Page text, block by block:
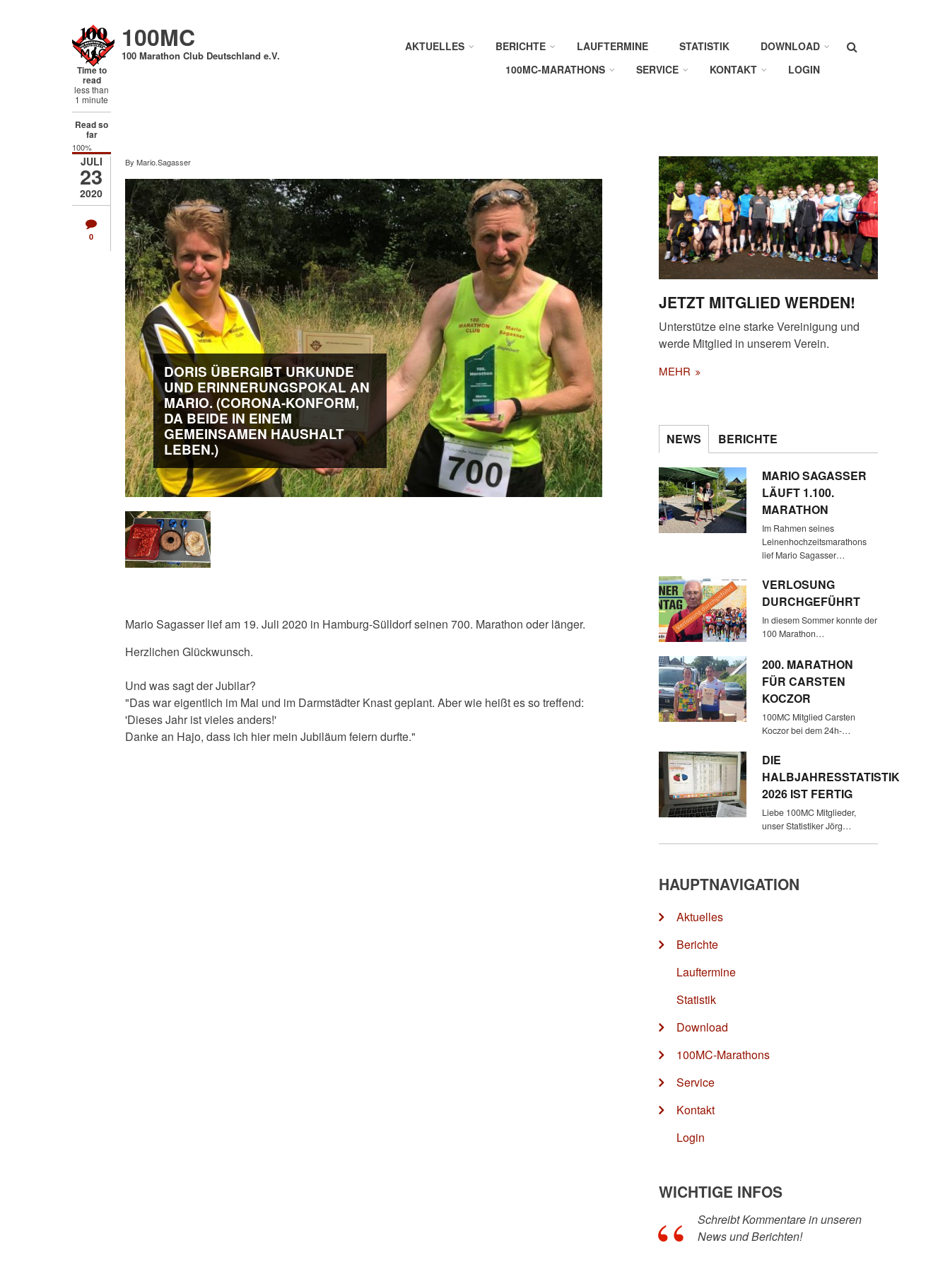
100MC
100 Marathon Club Deutschland e.V.
Suche
AKTUELLES BERICHTE LAUFTERMINE STATISTIK
DOWNLOAD
100MC-MARATHONS
SERVICE KONTAKT LOGIN
JULI
23
2020
0
Time to
read
less than
1 minute
Read so
far
100%
By Mario.Sagasser
DORIS ÜBERGIBT URKUNDE
UND ERINNERUNGSPOKAL AN
MARIO. (CORONA-KONFORM,
DA BEIDE IN EINEM
GEMEINSAMEN HAUSHALT
LEBEN.)
Mario Sagasser lief am 19. Juli 2020 in Hamburg-Sülldorf seinen 700. Marathon oder länger.
Herzlichen Glückwunsch.
Und was sagt der Jubilar?
"Das war eigentlich im Mai und im Darmstädter Knast geplant. Aber wie heißt es so treffend:
'Dieses Jahr ist vieles anders!'
Danke an Hajo, dass ich hier mein Jubiläum feiern durfte."
JETZT MITGLIED WERDEN!
Unterstütze eine starke Vereinigung und
werde Mitglied in unserem Verein.
MEHR
NEWS BERICHTE
MARIO SAGASSER
LÄUFT 1.100.
MARATHON
Im Rahmen seines
Leinenhochzeitsmarathons
lief Mario Sagasser…
VERLOSUNG
DURCHGEFÜHRT
In diesem Sommer konnte der
100 Marathon…
200. MARATHON
FÜR CARSTEN
KOCZOR
100MC Mitglied Carsten
Koczor bei dem 24h-…
DIE
HALBJAHRESSTATISTIK
2026 IST FERTIG
Liebe 100MC Mitglieder,
unser Statistiker Jörg…
HAUPTNAVIGATION
Aktuelles
Berichte
Lauftermine
Statistik
Download
100MC-Marathons
Service
Kontakt
Login
WICHTIGE INFOS
Schreibt Kommentare in unseren
News und Berichten!